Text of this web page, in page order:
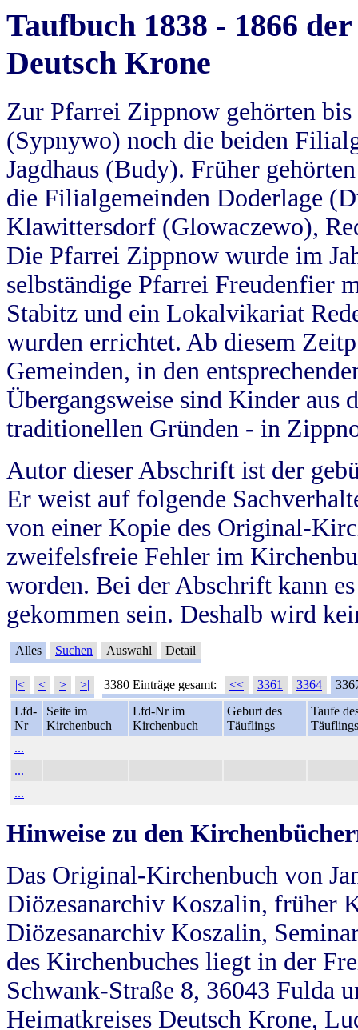
Taufbuch 1838 - 1866
Deutsch Krone
Zur Pfarrei Zippnow gehörten
(Sypnywo) noch die beiden
Jagdhaus (Budy). Früher
die Filialgemeinden Doderlage
Klawittersdorf (Glowaczewo),
Die Pfarrei Zippnow wurde im
selbständige Pfarrei Freudenfier
Stabitz und ein Lokalvikariat
wurden errichtet. Ab diesem
Gemeinden, in den
Übergangsweise sind Kinder aus
traditionellen Gründen - in
Autor dieser Abschrift ist der
Er weist auf folgende
von einer Kopie des Original-
zweifelsfreie Fehler im
worden. Bei der Abschrift kann
gekommen sein. Deshalb wird
Alles Suchen Auswahl Detail
|< < > >| 3380 Einträge gesamt: << 3361 3364
Lfd-
Nr
Seite im
Kirchenbuch
Lfd-Nr im
Kirchenbuch
Geburt des
Täuflings
Taufe
Täuflings
...
...
...
Hinweise zu den
Das Original-Kirchenbuch von
Diözesanarchiv Koszalin, früher
Diözesanarchiv Koszalin,
des Kirchenbuches liegt in der
Schwank-Straße 8, 36043 Fulda
Heimatkreises Deutsch Krone,